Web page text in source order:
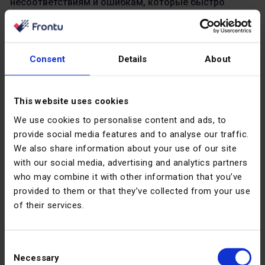
Consent Details About
This website uses cookies
We use cookies to personalise content and ads, to
provide social media features and to analyse our traffic.
We also share information about your use of our site
with our social media, advertising and analytics partners
who may combine it with other information that you’ve
provided to them or that they’ve collected from your use
of their services.
Selection
Necessary
подрывают доверие к данным.
непосредственно в полевых условиях с помощью
мобильного приложения
необходимость последующего ввода данных и
снижает административную нагрузку.
Такой подход в режиме реального времени
гарантирует, что показатели технического
обслуживания основаны на фактической
деятельности, а не на реконструированных отчетах.
Руководители получают оперативную информацию о